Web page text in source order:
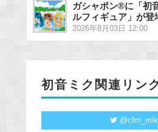
ガシャポン®に「初
ルフィギュア」が登
2026年8月03日 12:00
初音ミク関連リン